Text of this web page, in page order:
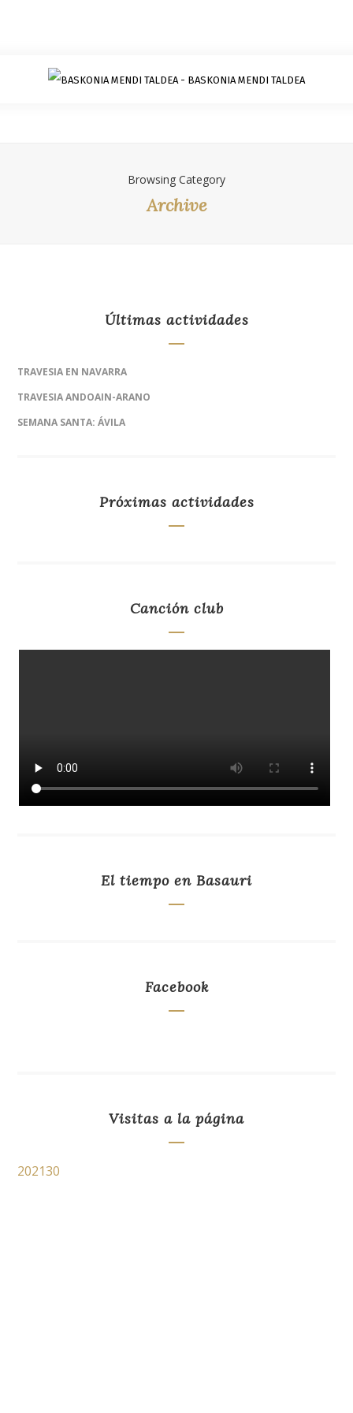
Browsing Category
Archive
Últimas actividades
TRAVESIA EN NAVARRA
TRAVESIA ANDOAIN-ARANO
SEMANA SANTA: ÁVILA
Próximas actividades
Canción club
El tiempo en Basauri
Facebook
Visitas a la página
202130